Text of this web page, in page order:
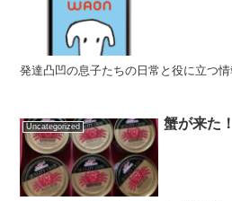
発達凸凹の息子たちの日常と役に立つ情
Uncategorized 蟹が来た